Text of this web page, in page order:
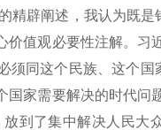
辟阐述，我认为既是
值观必要性注解。习
须同这个民族、这个
家需要解决的时代问
到了集中解决人民大